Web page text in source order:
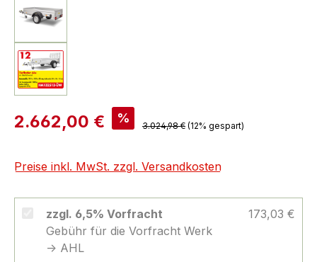
2.662,00 € %
3.024,98 € (12% gespart)
Preise inkl. MwSt. zzgl. Versandkosten
zzgl. 6,5% Vorfracht
Gebühr für die Vorfracht Werk
-> AHL
173,03 €